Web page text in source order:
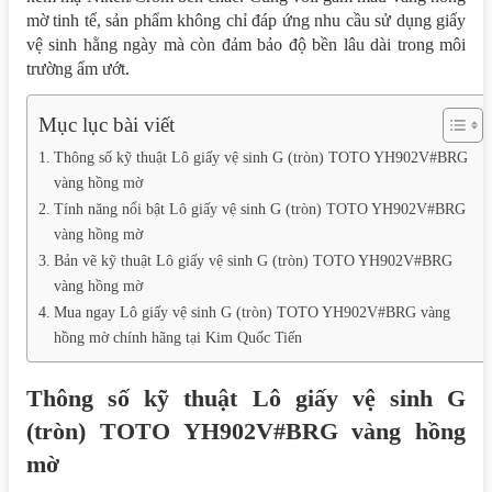
mờ tinh tế, sản phẩm không chỉ đáp ứng nhu cầu sử dụng giấy
vệ sinh hằng ngày mà còn đảm bảo độ bền lâu dài trong môi
trường ẩm ướt.
Mục lục bài viết
Thông số kỹ thuật Lô giấy vệ sinh G (tròn) TOTO YH902V#BRG
vàng hồng mờ
Tính năng nổi bật Lô giấy vệ sinh G (tròn) TOTO YH902V#BRG
vàng hồng mờ
Bản vẽ kỹ thuật Lô giấy vệ sinh G (tròn) TOTO YH902V#BRG
vàng hồng mờ
Mua ngay Lô giấy vệ sinh G (tròn) TOTO YH902V#BRG vàng
hồng mờ chính hãng tại Kim Quốc Tiến
Thông số kỹ thuật Lô giấy vệ sinh G
(tròn) TOTO YH902V#BRG vàng hồng
mờ